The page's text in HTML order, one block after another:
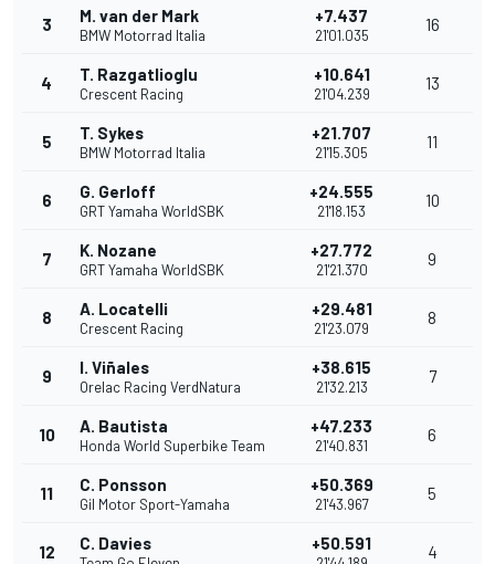
3 M. van der Mark
BMW Motorrad Italia
+7.437
21'01.035
16
4 T. Razgatlioglu
Crescent Racing
+10.641
21'04.239
13
5 T. Sykes
BMW Motorrad Italia
+21.707
21'15.305
11
6 G. Gerloff
GRT Yamaha WorldSBK
+24.555
21'18.153
10
7 K. Nozane
GRT Yamaha WorldSBK
+27.772
21'21.370
9
8 A. Locatelli
Crescent Racing
+29.481
21'23.079
8
9 I. Viñales
Orelac Racing VerdNatura
+38.615
21'32.213
7
10 A. Bautista
Honda World Superbike Team
+47.233
21'40.831
6
11 C. Ponsson
Gil Motor Sport-Yamaha
+50.369
21'43.967
5
12 C. Davies +50.591 4